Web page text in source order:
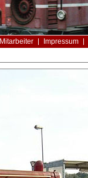
Mitarbeiter Impressum